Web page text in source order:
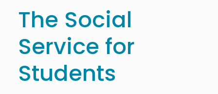
The Social
Service for
Students